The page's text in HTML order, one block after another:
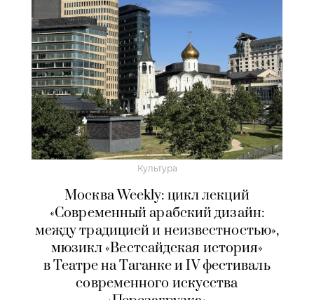
Культура
Москва Weekly: цикл лекций
«Современный арабский дизайн:
между традицией и неизвестностью»,
мюзикл «Вестсайдская история»
в Театре на Таганке и IV фестиваль
современного искусства